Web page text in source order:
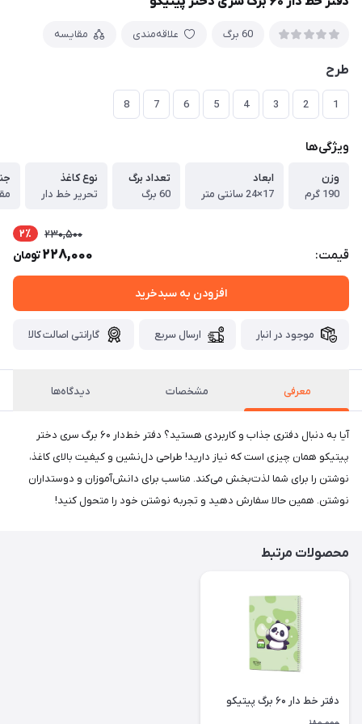
60 برگ علاقه‌مندی مقایسه
طرح
1
2
3
4
5
6
7
8
ویژگی‌ها
وزن
190 گرم
ابعاد
17×24 سانتی متر
تعداد برگ
60 برگ
نوع کاغذ
تحریر خط دار
قیمت:
230,500 2٪
228,000تومان
افزودن به سبدخرید
موجود در انبار ارسال سریع گارانتی اصالت کالا
معرفی مشخصات دیدگاه‌ها
آیا به دنبال دفتری جذاب و کاربردی هستید؟ دفتر خط‌دار ۶۰ برگ سری دختر
پیتیکو همان چیزی است که نیاز دارید! طراحی دل‌نشین و کیفیت بالای کاغذ،
نوشتن را برای شما لذت‌بخش می‌کند. مناسب برای دانش‌آموزان و دوستداران
نوشتن. همین حالا سفارش دهید و تجربه نوشتن خود را متحول کنید!
محصولات مرتبط
دفتر خط دار ۶۰ برگ پیتیکو